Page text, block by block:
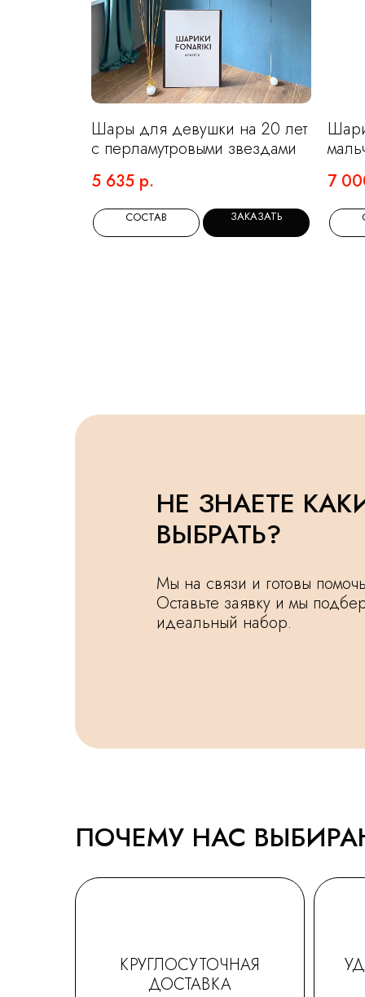
Шары для девушки на 20 лет
с перламутровыми звездами
5 635 р.
СОСТАВ ЗАКАЗАТЬ
7
НЕ ЗНАЕТЕ
ВЫБРАТЬ?
Мы на связи и готовы
Оставьте заявку и мы
идеальный набор.
ПОЧЕМУ НАС
КРУГЛОСУТОЧНАЯ
ДОСТАВКА